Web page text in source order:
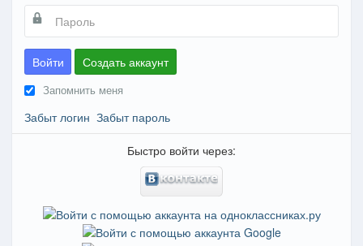
Войти Создать аккаунт
Запомнить меня
Забыт логин Забыт пароль
Быстро войти через: